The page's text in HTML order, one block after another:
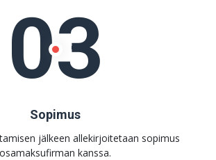
03
Sopimus
jälkeen allekirjoitetaan sopimus
osamaksufirman kanssa.